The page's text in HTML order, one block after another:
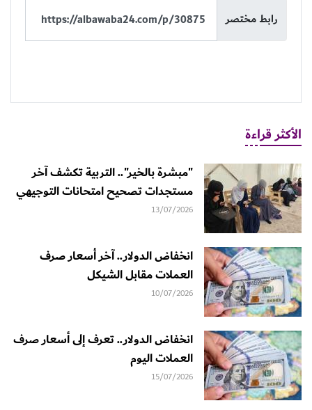
رابط مختصر
الأكثر قراءة
"مبشرة بالخير".. التربية تكشف آخر
مستجدات تصحيح امتحانات التوجيهي
13/07/2026
انخفاض الدولار.. آخر أسعار صرف
العملات مقابل الشيكل
10/07/2026
انخفاض الدولار.. تعرف إلى أسعار صرف
العملات اليوم
15/07/2026